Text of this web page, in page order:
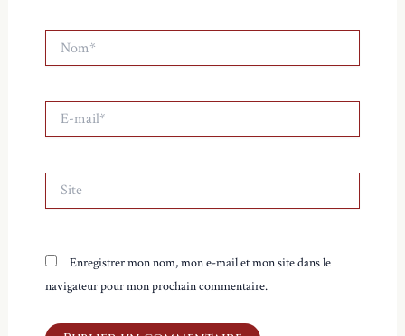
mail*
Enregistrer mon nom, mon e-mail et mon site dans le
navigateur pour mon prochain commentaire.